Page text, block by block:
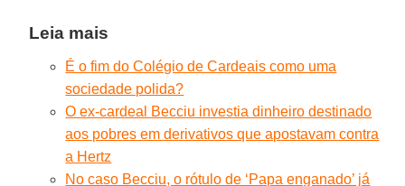
Leia mais
É o fim do Colégio de Cardeais como uma
sociedade polida?
O ex-cardeal Becciu investia dinheiro destinado
aos pobres em derivativos que apostavam contra
a Hertz
No caso Becciu, o rótulo de ‘Papa enganado’ já